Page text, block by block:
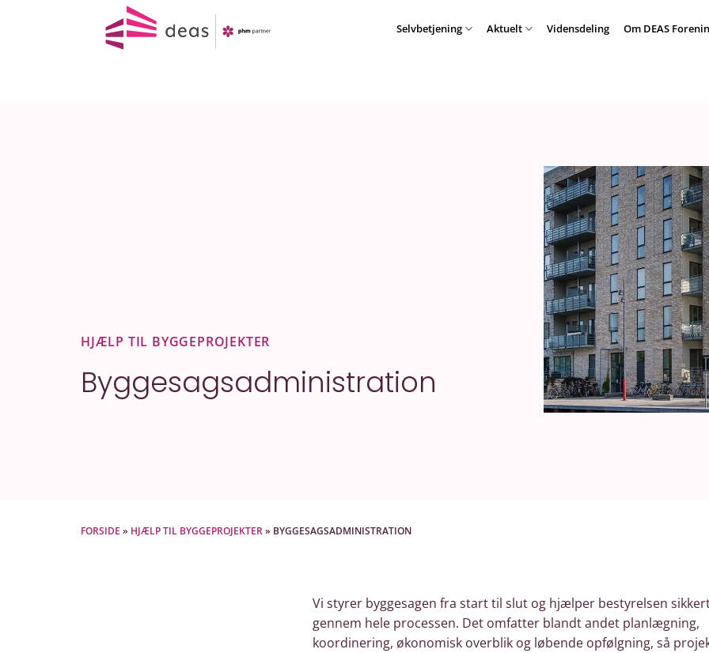
Selvbetjening Aktuelt Vidensdeling Om DEAS
HJÆLP TIL BYGGEPROJEKTER
Byggesagsadministration
FORSIDE » HJÆLP TIL BYGGEPROJEKTER» BYGGESAGSADMINISTRATION
Vi styrer byggesagen fra start til slut og hjælper bestyrelsen
gennem hele processen. Det omfatter blandt andet planlægning,
koordinering, økonomisk overblik og løbende opfølgning, så